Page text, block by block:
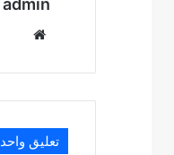
admin
تعليق واحد